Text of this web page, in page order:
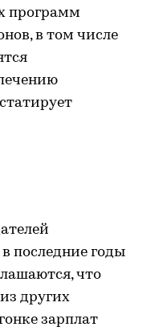
программ
в том числе
последние годы
что
других
зарплат